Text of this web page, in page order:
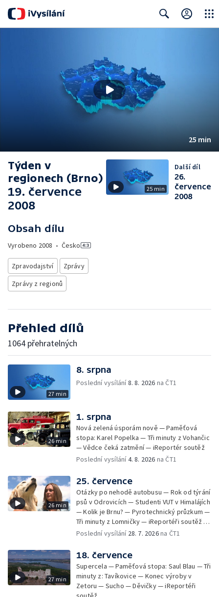
25 min
Týden v
regionech (Brno)
19. července
2008
Obsah dílu
Vyrobeno 2008 • Česko
Zpravodajství
Zprávy
Zprávy z regionů
25 min
Další díl
26.
července
2008
Přehled dílů
1064 přehratelných
27 min
8. srpna
Poslední vysílání8. 8. 2026 na ČT1
26 min
1. srpna
Nová zelená úsporám nově — Paměťová
stopa: Karel Popelka — Tři minuty z Vohančic
— Vědce čeká zatmění — iReportér soutěž
Poslední vysílání4. 8. 2026 na ČT1
26 min
25. července
Otázky po nehodě autobusu — Rok od týrání
psů v Odrovicích — Studenti VUT v Himalájích
— Kolik je Brnu? — Pyrotechnický průzkum —
Tři minuty z Lomničky — iReportéři soutěž —
Bez komentáře: Kontroly na NOvých Mlýnech
Poslední vysílání 28. 7. 2026na ČT1
27 min
18. července
Supercela — Paměťová stopa: Saul Blau — Tři
minuty z: Tavíkovice — Konec výroby v
Zetoru — Sucho — Děvičky — iReportéři